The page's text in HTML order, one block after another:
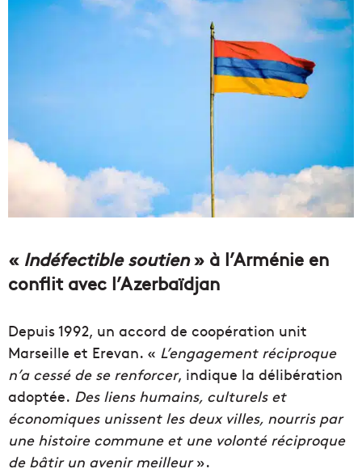
«Indéfectible soutien» à l’Arménie en
conflit avec l’Azerbaïdjan
Depuis 1992, un accord de coopération unit
Marseille et Erevan. « L’engagement réciproque
n’a cessé de se renforcer, indique la délibération
adoptée. Des liens humains, culturels et
économiques unissent les deux villes, nourris par
une histoire commune et une volonté réciproque
de bâtir un avenir meilleur».